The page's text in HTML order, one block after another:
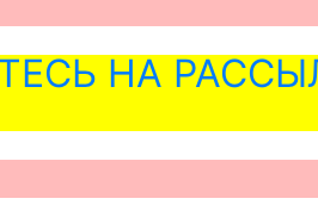
НА